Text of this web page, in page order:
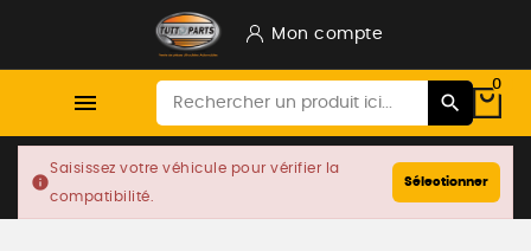
Mon compte

0
info
Saisissez votre véhicule pour vérifier la
compatibilité.
Sélectionner